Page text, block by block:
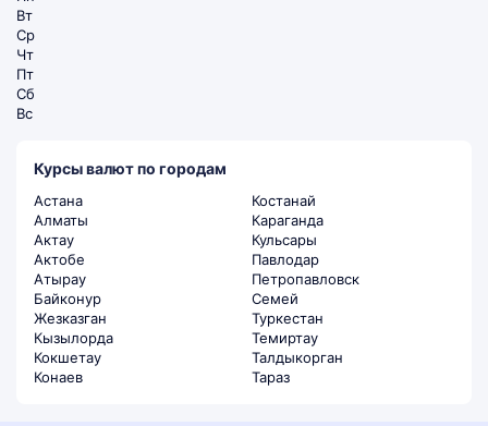
Вт
Ср
Чт
Пт
Сб
Вс
Курсы валют по городам
Астана
Алматы
Актау
Актобе
Атырау
Байконур
Жезказган
Кызылорда
Кокшетау
Конаев
Костанай
Караганда
Кульсары
Павлодар
Петропавловск
Семей
Туркестан
Темиртау
Талдыкорган
Тараз